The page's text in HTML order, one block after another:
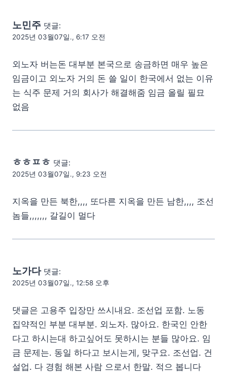
노민주 댓글:
2025년 03월07일., 6:17 오전
외노자 버는돈 대부분 본국으로 송금하면 매우 높은
임금이고 외노자 거의 돈 쓸 일이 한국에서 없는 이유
는 식주 문제 거의 회사가 해결해줌 임금 올릴 필묘
없음
ㅎㅎㅍㅎ 댓글:
2025년 03월07일., 9:23 오전
지옥을 만든 북한,,,, 또다른 지옥을 만든 남한,,,, 조선
놈들,,,,,,, 갈길이 멀다
노가다 댓글:
2025년 03월07일., 12:58 오후
댓글은 고용주 입장만 쓰시내요. 조선업 포함. 노동
집약적인 부분 대부분. 외노자. 많아요. 한국인 안한
다고 하시는대 하고싶어도 못하시는 분들 많아요. 임
금 문제는. 동일 하다고 보시는게, 맞구요. 조선업. 건
설업. 다 경험 해본 사람 으로서 한말. 적으 봅니다